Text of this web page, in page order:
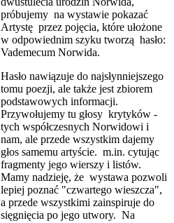
próbujemy na wystawie pokazać
Artystę przez pojęcia, które ułożone
w odpowiednim szyku tworzą hasło:
Vademecum Norwida.
Hasło nawiązuje do najsłynniejszego
tomu poezji, ale także jest zbiorem
podstawowych informacji.
Przywołujemy tu głosy krytyków -
tych współczesnych Norwidowi i
nam, ale przede wszystkim dajemy
głos samemu artyście. m.in. cytując
fragmenty jego wierszy i listów.
Mamy nadzieję, że wystawa pozwoli
lepiej poznać "czwartego wieszcza",
a przede wszystkimi zainspiruje do
sięgnięcia po jego utwory. Na